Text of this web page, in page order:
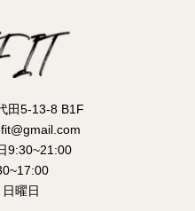
田5-13-8 B1F
9:30~21:00
曜日